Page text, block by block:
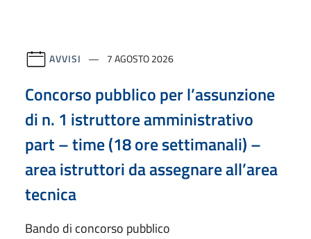
AVVISI 7 AGOSTO 2026
Concorso pubblico per l’assunzione
di n. 1 istruttore amministrativo
part – time (18 ore settimanali) –
area istruttori da assegnare all’area
tecnica
Bando di concorso pubblico